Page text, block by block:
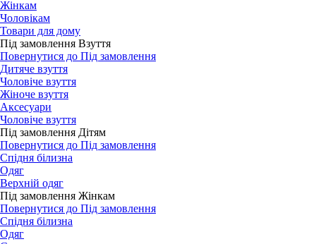
Жінкам
Чоловікам
Товари для дому
Під замовлення Взуття
Повернутися до Під замовлення
Дитяче взуття
Чоловіче взуття
Жіноче взуття
Аксесуари
Чоловіче взуття
Під замовлення Дітям
Повернутися до Під замовлення
Спідня білизна
Одяг
Верхній одяг
Під замовлення Жінкам
Повернутися до Під замовлення
Спідня білизна
Одяг